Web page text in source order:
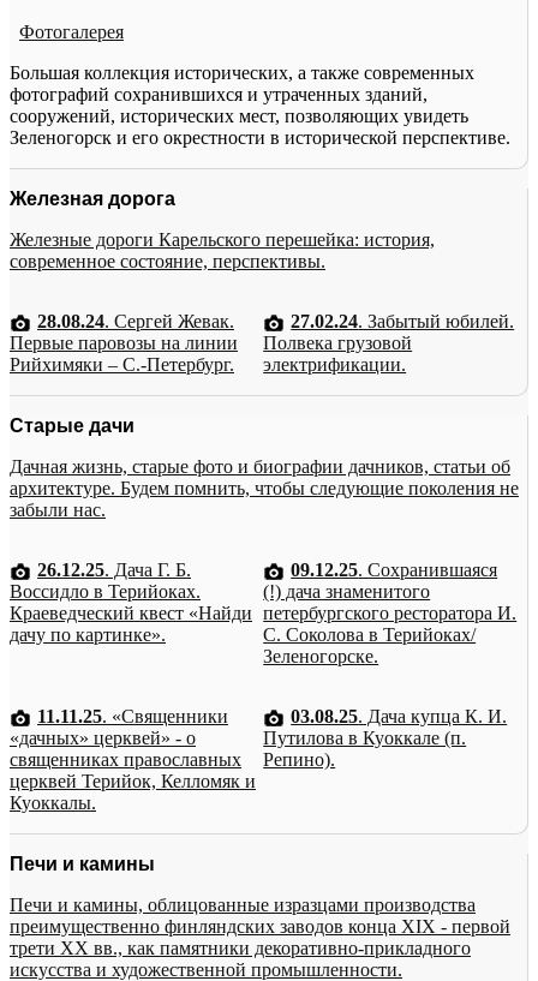
Фотогалерея
Большая коллекция исторических, а также современных
фотографий сохранившихся и утраченных зданий,
сооружений, исторических мест, позволяющих увидеть
Зеленогорск и его окрестности в исторической перспективе.
Железная дорога
Железные дороги Карельского перешейка: история,
современное состояние, перспективы.
28.08.24. Сергей Жевак.
Первые паровозы на линии
Рийхимяки – С.-Петербург.
27.02.24. Забытый юбилей.
Полвека грузовой
электрификации.
Старые дачи
Дачная жизнь, старые фото и биографии дачников, статьи об
архитектуре. Будем помнить, чтобы следующие поколения не
забыли нас.
26.12.25. Дача Г. Б.
Воссидло в Терийоках.
Краеведческий квест «Найди
дачу по картинке».
09.12.25. Сохранившаяся
(!) дача знаменитого
петербургского ресторатора И.
С. Соколова в Терийоках/
Зеленогорске.
11.11.25. «Священники
«дачных» церквей» - о
священниках православных
церквей Терийок, Келломяк и
Куоккалы.
03.08.25. Дача купца К. И.
Путилова в Куоккале (п.
Репино).
Печи и камины
Печи и камины, облицованные изразцами производства
преимущественно финляндских заводов конца XIX - первой
трети XX вв., как памятники декоративно-прикладного
искусства и художественной промышленности.